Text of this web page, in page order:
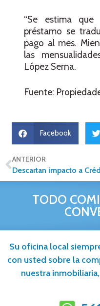
“Se estima
préstamo se
pago al mes.
las
López Serna.
Fuente:
Facebook
ANTERIOR
TODO
Su oficina local
con usted sobre la
nuestra